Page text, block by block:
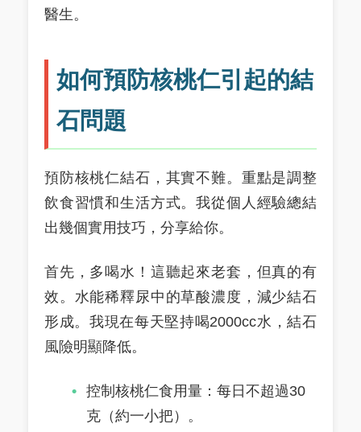
醫生。
如何預防核桃仁引起的結
石問題
預防核桃仁結石，其實不難。重點是調整
飲食習慣和生活方式。我從個人經驗總結
出幾個實用技巧，分享給你。
首先，多喝水！這聽起來老套，但真的有
效。水能稀釋尿中的草酸濃度，減少結石
形成。我現在每天堅持喝2000cc水，結石
風險明顯降低。
控制核桃仁食用量：每日不超過30
克（約一小把）。